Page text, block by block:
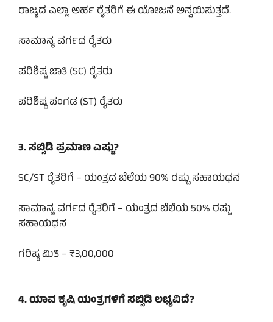
ರಾಜ್ಯದ ಎಲ್ಲಾ ಅರ್ಹ ರೈತರಿಗೆ ಈ ಯೋಜನೆ ಅನ್ವಯಿಸುತ್ತದೆ.
ಸಾಮಾನ್ಯ ವರ್ಗದ ರೈತರು
ಪರಿಶಿಷ್ಟ ಜಾತಿ (SC) ರೈತರು
ಪರಿಶಿಷ್ಟ ಪಂಗಡ (ST) ರೈತರು
3. ಸಬ್ಸಿಡಿ ಪ್ರಮಾಣ ಎಷ್ಟು?
SC/ST ರೈತರಿಗೆ – ಯಂತ್ರದ ಬೆಲೆಯ 90% ರಷ್ಟು ಸಹಾಯಧನ
ಸಾಮಾನ್ಯ ವರ್ಗದ ರೈತರಿಗೆ – ಯಂತ್ರದ ಬೆಲೆಯ 50% ರಷ್ಟು
ಸಹಾಯಧನ
ಗರಿಷ್ಠ ಮಿತಿ – ₹3,00,000
4. ಯಾವ ಕೃಷಿ ಯಂತ್ರಗಳಿಗೆ ಸಬ್ಸಿಡಿ ಲಭ್ಯವಿದೆ?